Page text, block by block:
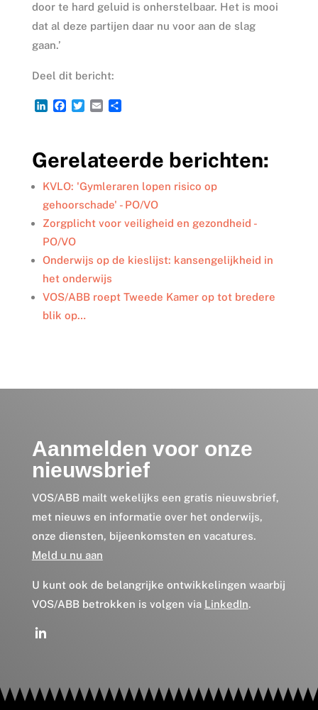
door te hard geluid is onherstelbaar. Het is mooi
dat al deze partijen daar nu voor aan de slag
gaan.’
Deel dit bericht:
L
e
d
I
n
F
b
o
o
k
T
t
e
r
E
l
D
n
Gerelateerde berichten:
KVLO: 'Gymleraren lopen risico op
gehoorschade' - PO/VO
Zorgplicht voor veiligheid en gezondheid -
PO/VO
Onderwijs op de kieslijst: kansengelijkheid in
het onderwijs
VOS/ABB roept Tweede Kamer op tot bredere
blik op…
Aanmelden voor onze
nieuwsbrief
VOS/ABB mailt wekelijks een gratis nieuwsbrief,
met nieuws en informatie over het onderwijs,
onze diensten, bijeenkomsten en vacatures.
Meld u nu aan
U kunt ook de belangrijke ontwikkelingen waarbij
VOS/ABB betrokken is volgen via LinkedIn.